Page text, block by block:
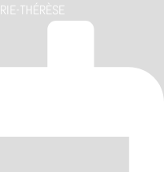
THÉRÈSE